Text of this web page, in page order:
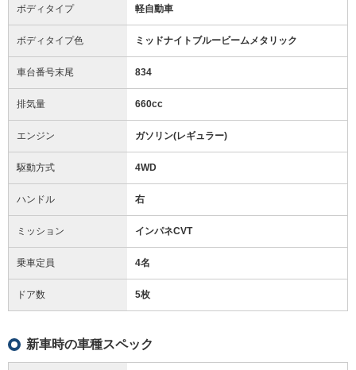
ボディタイプ 軽自動車
ボディタイプ色 ミッドナイトブルービームメタリック
車台番号末尾 834
排気量 660cc
エンジン ガソリン(レギュラー)
駆動方式 4WD
ハンドル 右
ミッション インパネCVT
乗車定員 4名
ドア数 5枚
新車時の車種スペック